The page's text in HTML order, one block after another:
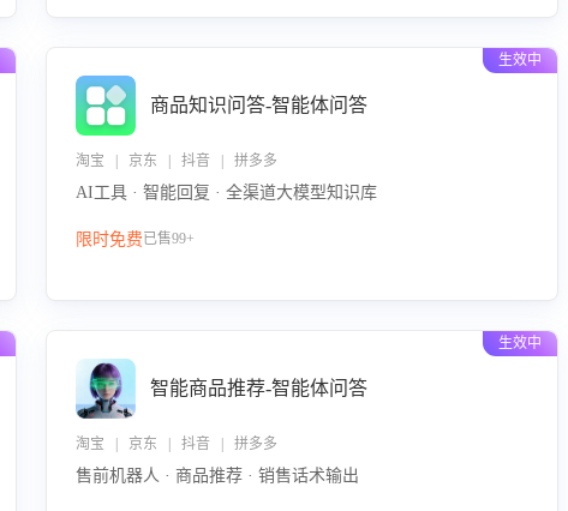
生效中
商品知识问答-智能体问答
淘宝 | 京东 | 抖音 | 拼多多
AI工具 · 智能回复 · 全渠道大模型知识库
限时免费已售99+
生效中
智能商品推荐-智能体问答
淘宝 | 京东 | 抖音 | 拼多多
售前机器人 · 商品推荐 · 销售话术输出